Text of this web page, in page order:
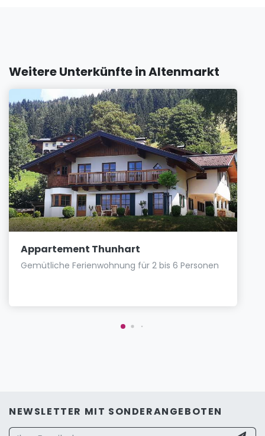
Weitere Unterkünfte in Altenmarkt
Appartement Thunhart
Gemütliche Ferienwohnung für 2 bis 6 Personen
NEWSLETTER MIT SONDERANGEBOTEN